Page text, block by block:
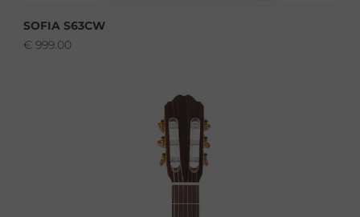
SOFIA S63CW
€ 999.00